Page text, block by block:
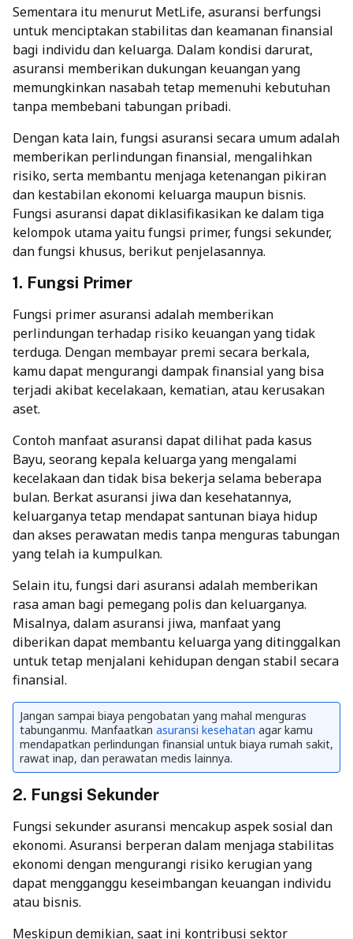
Sementara itu menurut MetLife, asuransi berfungsi
untuk menciptakan stabilitas dan keamanan finansial
bagi individu dan keluarga. Dalam kondisi darurat,
asuransi memberikan dukungan keuangan yang
memungkinkan nasabah tetap memenuhi kebutuhan
tanpa membebani tabungan pribadi.
Dengan kata lain, fungsi asuransi secara umum adalah
memberikan perlindungan finansial, mengalihkan
risiko, serta membantu menjaga ketenangan pikiran
dan kestabilan ekonomi keluarga maupun bisnis.
Fungsi asuransi dapat diklasifikasikan ke dalam tiga
kelompok utama yaitu fungsi primer, fungsi sekunder,
dan fungsi khusus, berikut penjelasannya.
1. Fungsi Primer
Fungsi primer asuransi adalah memberikan
perlindungan terhadap risiko keuangan yang tidak
terduga. Dengan membayar premi secara berkala,
kamu dapat mengurangi dampak finansial yang bisa
terjadi akibat kecelakaan, kematian, atau kerusakan
aset.
Contoh manfaat asuransi dapat dilihat pada kasus
Bayu, seorang kepala keluarga yang mengalami
kecelakaan dan tidak bisa bekerja selama beberapa
bulan. Berkat asuransi jiwa dan kesehatannya,
keluarganya tetap mendapat santunan biaya hidup
dan akses perawatan medis tanpa menguras tabungan
yang telah ia kumpulkan.
Selain itu, fungsi dari asuransi adalah memberikan
rasa aman bagi pemegang polis dan keluarganya.
Misalnya, dalam asuransi jiwa, manfaat yang
diberikan dapat membantu keluarga yang ditinggalkan
untuk tetap menjalani kehidupan dengan stabil secara
finansial.
Jangan sampai biaya pengobatan yang mahal menguras
tabunganmu. Manfaatkan asuransi kesehatan agar kamu
mendapatkan perlindungan finansial untuk biaya rumah sakit,
rawat inap, dan perawatan medis lainnya.
2. Fungsi Sekunder
Fungsi sekunder asuransi mencakup aspek sosial dan
ekonomi. Asuransi berperan dalam menjaga stabilitas
ekonomi dengan mengurangi risiko kerugian yang
dapat mengganggu keseimbangan keuangan individu
atau bisnis.
Meskipun demikian, saat ini kontribusi sektor